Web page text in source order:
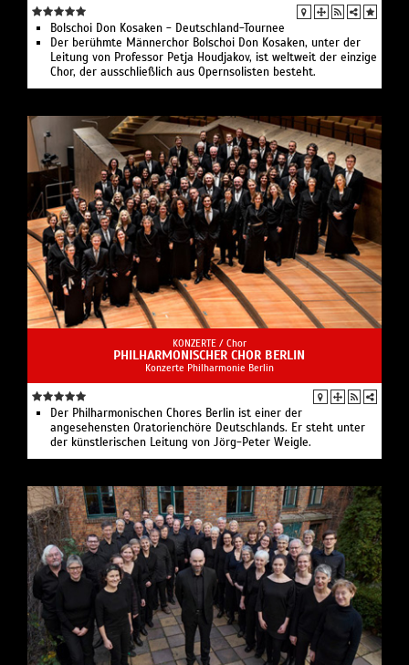
Bolschoi Don Kosaken - Deutschland-Tournee
Der berühmte Männerchor Bolschoi Don Kosaken, unter der
Leitung von Professor Petja Houdjakov, ist weltweit der einzige
Chor, der ausschließlich aus Opernsolisten besteht.
KONZERTE / Chor
PHILHARMONISCHER CHOR BERLIN
Konzerte Philharmonie Berlin
Der Philharmonischen Chores Berlin ist einer der
angesehensten Oratorienchöre Deutschlands. Er steht unter
der künstlerischen Leitung von Jörg-Peter Weigle.